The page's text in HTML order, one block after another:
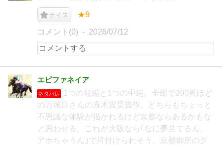
ナイス ★9
コメント(0) 2026/07/12
エピファネイア
ネタバレ
1つの短編と1つの中編。全部で200頁ほど
の万城目さんの直木賞受賞作。どちらもちょっと
不思議な体験が描かれるけど京都ならあるかもな
と思わせる。これが大阪なら｢なに夢見てるん、
アホちゃうん｣で片付けられそう。京都御所のグ